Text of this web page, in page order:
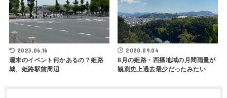
2023.06.16
週末のイベント何かあるの？姫路
城、姫路駅前周辺
2020.09.04
8月の姫路・西播地域の月間雨量が
観測史上過去最少だったみたい